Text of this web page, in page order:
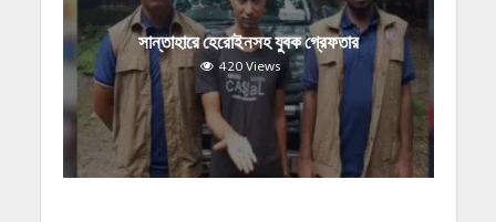
সান্তাহারে হেরোইনসহ যুবক গ্রেফতার
420 Views